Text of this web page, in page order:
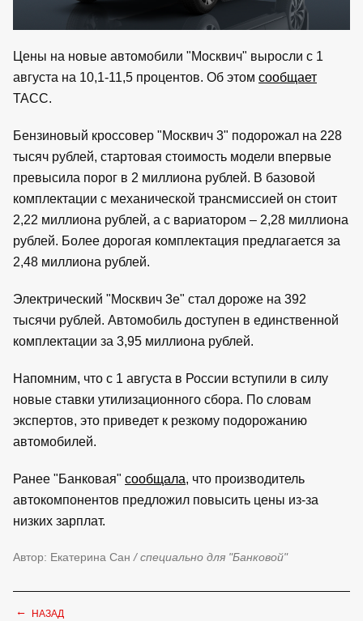
Цены на новые автомобили "Москвич" выросли с 1
августа на 10,1-11,5 процентов. Об этом сообщает
ТАСС.
Бензиновый кроссовер "Москвич 3" подорожал на 228
тысяч рублей, стартовая стоимость модели впервые
превысила порог в 2 миллиона рублей. В базовой
комплектации с механической трансмиссией он стоит
2,22 миллиона рублей, а с вариатором – 2,28 миллиона
рублей. Более дорогая комплектация предлагается за
2,48 миллиона рублей.
Электрический "Москвич 3е" стал дороже на 392
тысячи рублей. Автомобиль доступен в единственной
комплектации за 3,95 миллиона рублей.
Напомним, что с 1 августа в России вступили в силу
новые ставки утилизационного сбора. По словам
экспертов, это приведет к резкому подорожанию
автомобилей.
Ранее "Банковая" сообщала, что производитель
автокомпонентов предложил повысить цены из-за
низких зарплат.
Автор: Екатерина Сан / специально для "Банковой"
← НАЗАД